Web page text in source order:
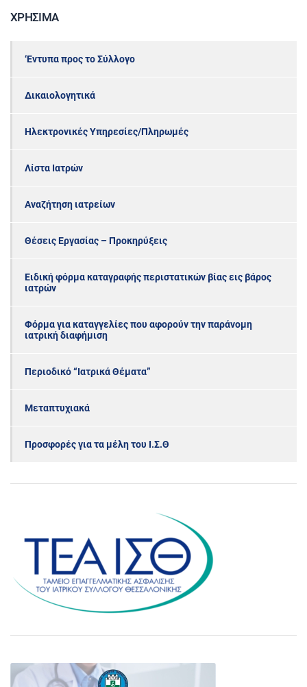
ΧΡΉΣΙΜΑ
‘Εντυπα προς το Σύλλογο
Δικαιολογητικά
Ηλεκτρονικές Υπηρεσίες/Πληρωμές
Λίστα Ιατρών
Αναζήτηση ιατρείων
Θέσεις Εργασίας – Προκηρύξεις
Ειδική φόρμα καταγραφής περιστατικών βίας εις βάρος
ιατρών
Φόρμα για καταγγελίες που αφορούν την παράνομη
ιατρική διαφήμιση
Περιοδικό “Ιατρικά Θέματα”
Μεταπτυχιακά
Προσφορές για τα μέλη του Ι.Σ.Θ